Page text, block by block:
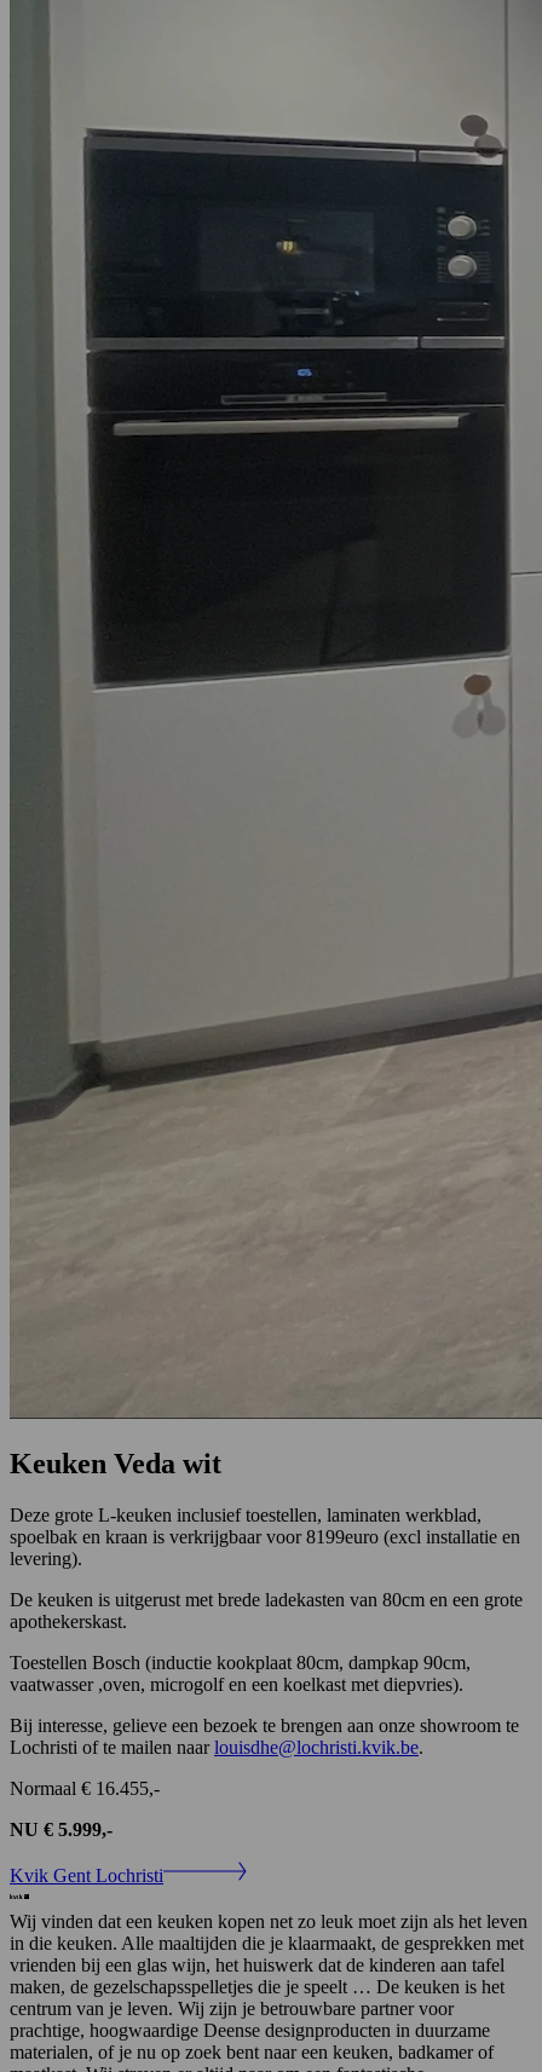
Keuken Veda wit
Deze grote L-keuken inclusief toestellen, laminaten werkblad,
spoelbak en kraan is verkrijgbaar voor 8199euro (excl installatie en
levering).
De keuken is uitgerust met brede ladekasten van 80cm en een grote
apothekerskast.
Toestellen Bosch (inductie kookplaat 80cm, dampkap 90cm,
vaatwasser ,oven, microgolf en een koelkast met diepvries).
Bij interesse, gelieve een bezoek te brengen aan onze showroom te
Lochristi of te mailen naarlouisdhe@lochristi.kvik.be.
Normaal € 16.455,-
NU € 5.999,-
Kvik Gent Lochristi
Wij vinden dat een keuken kopen net zo leuk moet zijn als het leven
in die keuken. Alle maaltijden die je klaarmaakt, de gesprekken met
vrienden bij een glas wijn, het huiswerk dat de kinderen aan tafel
maken, de gezelschapsspelletjes die je speelt … De keuken is het
centrum van je leven. Wij zijn je betrouwbare partner voor
prachtige, hoogwaardige Deense designproducten in duurzame
materialen, of je nu op zoek bent naar een keuken, badkamer of